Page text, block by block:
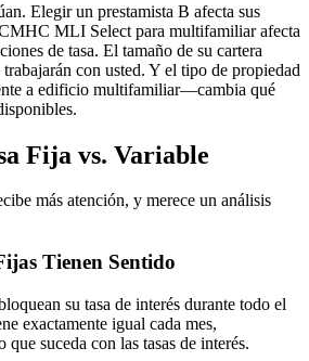
Elegir un prestamista B afecta sus
MLI Select para multifamiliar afecta
de tasa. El tamaño de su cartera
trabajarán con usted. Y el tipo de propiedad
a edificio multifamiliar—cambia qué
Fija vs. Variable
más atención, y merece un análisis
Tienen Sentido
su tasa de interés durante todo el
exactamente igual cada mes,
que suceda con las tasas de interés.